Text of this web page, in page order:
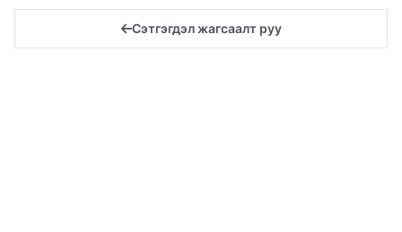
Сэтгэгдэл жагсаалт руу